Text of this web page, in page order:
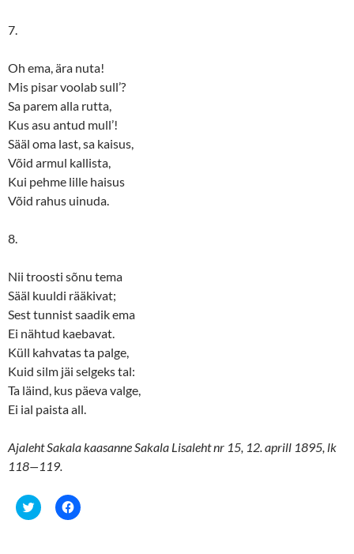
7.
Oh ema, ära nuta!
Mis pisar voolab sull’?
Sa parem alla rutta,
Kus asu antud mull’!
Sääl oma last, sa kaisus,
Võid armul kallista,
Kui pehme lille haisus
Võid rahus uinuda.
8.
Nii troosti sõnu tema
Sääl kuuldi rääkivat;
Sest tunnist saadik ema
Ei nähtud kaebavat.
Küll kahvatas ta palge,
Kuid silm jäi selgeks tal:
Ta läind, kus päeva valge,
Ei ial paista all.
Ajaleht Sakala kaasanne Sakala Lisaleht nr 15, 12. aprill 1895, lk
118—119.
C
l
C
l